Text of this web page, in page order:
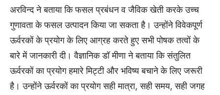
अरविन्द ने बताया कि फसल प्रबंधन व जैविक खेती करके उच्च
गुणावता के फसल उत्पादन किया जा सकता है। उन्होंने विवेकपूर्ण
ऊर्वरकों के प्रयोग के लिए आग्रह करते हुए सभी पोषक तत्वों के
बारे में जानकारी दी। वैज्ञानिक डॉ मीणा ने बताया कि संतुलित
ऊर्वरकों का प्रयोग हमारे मिट्टी और भविष्य बचाने के लिए जरूरी
है। उन्होंने ऊर्वरकों का प्रयोग सही मात्रा, सही समय, सही जगह